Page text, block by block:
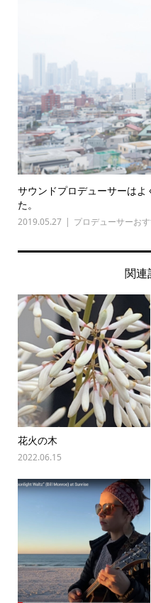
サウンドプロデューサーはよ
た。
2019.05.27 プロデューサーお
関連
花火の木
2022.06.15